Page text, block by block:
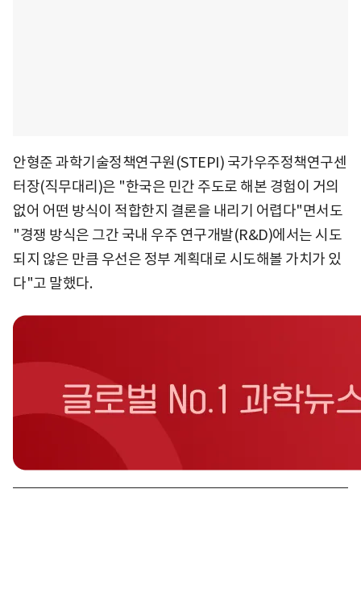
안형준 과학기술정책연구원(STEPI) 국가우주정책연구센
터장(직무대리)은 "한국은 민간 주도로 해본 경험이 거의
없어 어떤 방식이 적합한지 결론을 내리기 어렵다"면서도
"경쟁 방식은 그간 국내 우주 연구개발(R&D)에서는 시도
되지 않은 만큼 우선은 정부 계획대로 시도해볼 가치가 있
다"고 말했다.